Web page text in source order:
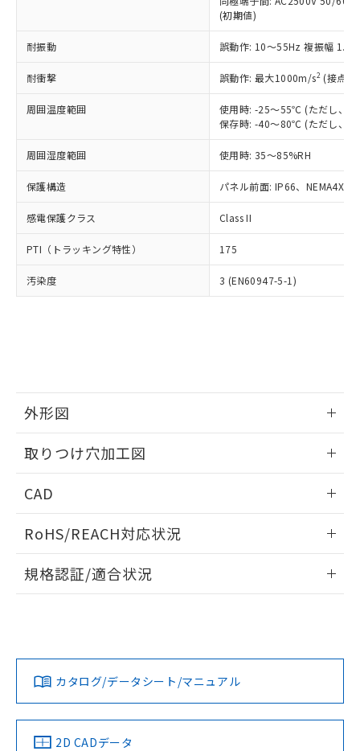
(初期値)
耐振動 誤動作: 10～55Hz 複振幅
耐衝撃 誤動作: 最大1000m/s2 (接点
周囲温度範囲
使用時: -25～55℃ (ただし、氷
保存時: -40～80℃ (ただし、氷
周囲湿度範囲 使用時: 35～85%RH
保護構造 パネル前面: IP66、NEMA4X,
感電保護クラス Class II
PTI（トラッキング特性） 175
汚染度 3 (EN60947-5-1)
外形図
取りつけ穴加工図
CAD
ドすることができます。
ログイン/会員登録
ダウンロードデータをご利用いただく前に、以下を必ずお読
みください。
ソフトウェアの使用条件
RoHS/REACH対応状況
EU RoHS 注意事項・凡例
対応済み
中国 RoHS 注意事項・凡例
規格認証/適合状況
LR型式承認
（イギリス
船舶規格）
DNV型式承認
（ノルウェー
BV型式承認
（フランス
KR型式
（韓国
カタログ/データシート/マニュアル
2D CADデータ
正式な納期状況および標準価格はお客
様のお取引先、またはお客様担当のオ
ムロン制御機器販売店・当社販売員に
オムロン制御機器販売店や当社販売拠
販売ネットワーク
」をご確認
事前の承諾なく第三者に漏洩または開
示しないようお願いします。
マイパーツ機能（部品リスト作成サー
ビス）をご利用いただくには、I-Web
メンバーズにご登録されている必要が
あります。
お客様が当ウェブサイト上で当社にご
登録された部品リストについて、当社
および当社の共同利用者が、当社の製
(PBDE) 1000ppm以下、フタル酸ビス(2-エチルヘキシ
ル) (DEHP)(別名：DOP) 1000ppm以下、フタル酸ブチ
（DBP） 1000ppm以下、フタル酸ジイソブチル
但し、RoHS指令で産業用監視および制御機器に対する
フタル酸エステル類の４物質については閾値を超える意
図的な使用がないことを確認しています。
※2 対応予定月
部品在庫の切り替え状況などにより、予定
月が前後することがあります。
※3 非含有証明書ダウンロード
※本証明書は発行日時点で非含有を証明す
るもので、過去に遡って非含有を証明する
また、RoHS指令のフタル酸エステル類４
物質の対応では、対応完了までの期間は出
荷製品に未対応品が混在することから備考
既に当社にて対応品への在庫切替を完了
していることから、特段のことがない限
り、2022年1月12日より割愛しておりま
ニル類) : 1000ppm、 PBDEs(ポリ臭化ジフェニルエーテ
イソブチル) : 1000ppm、 BBP(フタル酸ブチルベンジ
DEHP(フタル酸ビス(2-エチルヘキシル)) : 1000ppm
「ｅ」：有害物質（10物質）のすべてが基
準値以下であることを示します。
「10」：通常の使用状況下において有害物
質が外部に漏えいし、環境に深刻な影響を
及ぼさない年数を意味します。
い合わせください。
当社は規制貨物を破棄する場合は、完
全に破砕するなど、違法に輸出されな
いよう必要な手段を講じます。
当社は貴社製品を、核兵器、ミサイ
ル、化学兵器、生物兵器またはその他
武器並びにこれらの製造装置等に一切
当社は、貴社製品を第三者に販売する
場合は、上記1、2および3の内容を当
該第三者に通知します。また当社は、
販売先および販売に係わる関係者が違
り引きをいたしません。
一定数以上の在庫あり
一定数には満たないが在庫あり
在庫なし(最新の在庫状況につ
いては、お客様のお取引先、ま
たはお客様担当のオムロン制御
機器販売店・当社販売員にご確
白
受注生産機種、また在庫状況の
情報を公開していない機種